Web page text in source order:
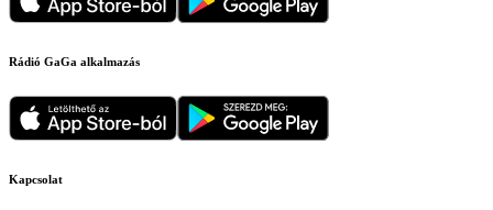
Rádió GaGa alkalmazás
Kapcsolat